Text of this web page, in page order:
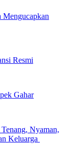
Resmi
Gahar
Nyaman,
Keluarga